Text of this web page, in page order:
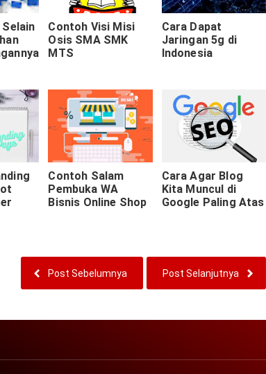
Contoh Visi Misi
Osis SMA SMK
MTS
Cara Dapat
Jaringan 5g di
Indonesia
Contoh Salam
Pembuka WA
Bisnis Online Shop
Cara Agar Blog
Kita Muncul di
Google Paling Atas
Post Selanjutnya
Post Sebelumnya